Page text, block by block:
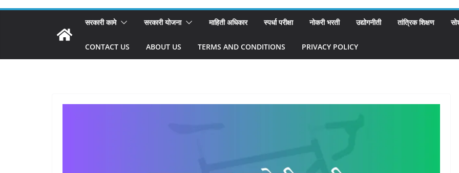
सरकारी कामे सरकारी योजना माहिती अधिकार स्पर्धा परीक्षा नोकरी भरती उद्योगनीती तांत्रिक शिक्षण
CONTACT US ABOUT US TERMS AND CONDITIONS PRIVACY POLICY